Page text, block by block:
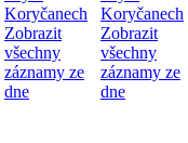
Koryčanech
Zobrazit
všechny
záznamy ze
dne
Koryčanech
Zobrazit
všechny
záznamy ze
dne